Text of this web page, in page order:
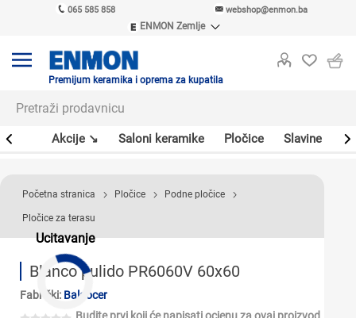
065 585 858 webshop@enmon.ba
ENMON Zemlje
ENMON MKD
Premijum keramika i oprema za kupatila
Akcije ↘ Saloni keramike Pločice Slavine
Ucitavanje
Početna stranica Pločice Podne pločice
Pločice za terasu
Blanco pulido PR6060V 60x60
Fabrički: Baldocer